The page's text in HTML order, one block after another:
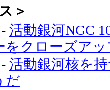
＞
活動銀河NGC
をクローズア
活動銀河核を
だ